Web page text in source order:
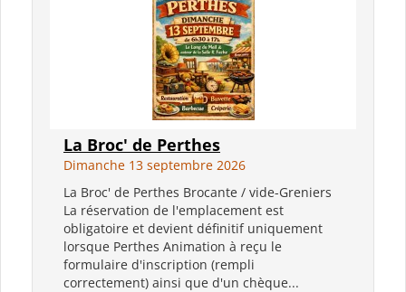
La Broc' de Perthes
Dimanche 13 septembre 2026
La Broc' de Perthes Brocante / vide-Greniers
La réservation de l'emplacement est
obligatoire et devient définitif uniquement
lorsque Perthes Animation à reçu le
formulaire d'inscription (rempli
correctement) ainsi que d'un chèque...